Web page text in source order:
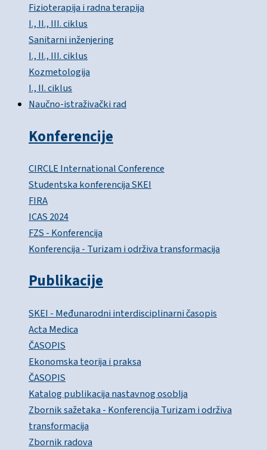
Fizioterapija i radna terapija
I., II., III. ciklus
Sanitarni inženjering
I., II., III. ciklus
Kozmetologija
I., II. ciklus
Naučno-istraživački rad
Konferencije
CIRCLE International Conference
Studentska konferencija SKEI
FIRA
ICAS 2024
FZS - Konferencija
Konferencija - Turizam i održiva transformacija
Publikacije
SKEI - Međunarodni interdisciplinarni časopis
Acta Medica
ČASOPIS
Ekonomska teorija i praksa
ČASOPIS
Katalog publikacija nastavnog osoblja
Zbornik sažetaka - Konferencija Turizam i održiva
transformacija
Zbornik radova